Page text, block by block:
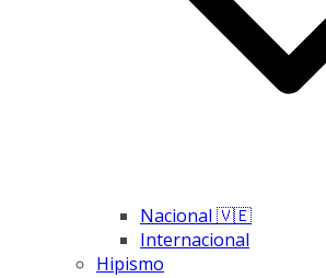
Nacional 🇻🇪
Internacional
Hipismo